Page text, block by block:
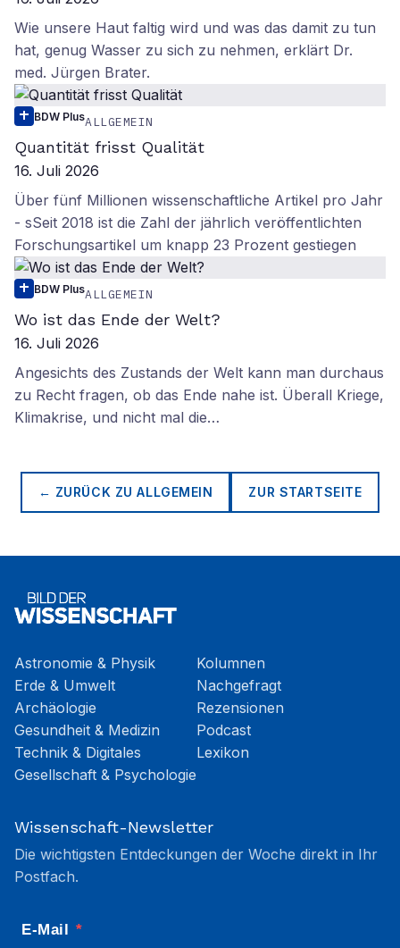
Wie unsere Haut faltig wird und was das damit zu tun
hat, genug Wasser zu sich zu nehmen, erklärt Dr.
med. Jürgen Brater.
BDW PlusALLGEMEIN
Quantität frisst Qualität
16. Juli 2026
Über fünf Millionen wissenschaftliche Artikel pro Jahr
- sSeit 2018 ist die Zahl der jährlich veröffentlichten
Forschungsartikel um knapp 23 Prozent gestiegen
BDW PlusALLGEMEIN
Wo ist das Ende der Welt?
16. Juli 2026
Angesichts des Zustands der Welt kann man durchaus
zu Recht fragen, ob das Ende nahe ist. Überall Kriege,
Klimakrise, und nicht mal die…
← ZURÜCK ZUALLGEMEIN ZUR STARTSEITE
Astronomie & Physik
Erde & Umwelt
Archäologie
Gesundheit & Medizin
Technik & Digitales
Gesellschaft & Psychologie
Kolumnen
Nachgefragt
Rezensionen
Podcast
Lexikon
Wissenschaft-Newsletter
Die wichtigsten Entdeckungen der Woche direkt in Ihr
Postfach.